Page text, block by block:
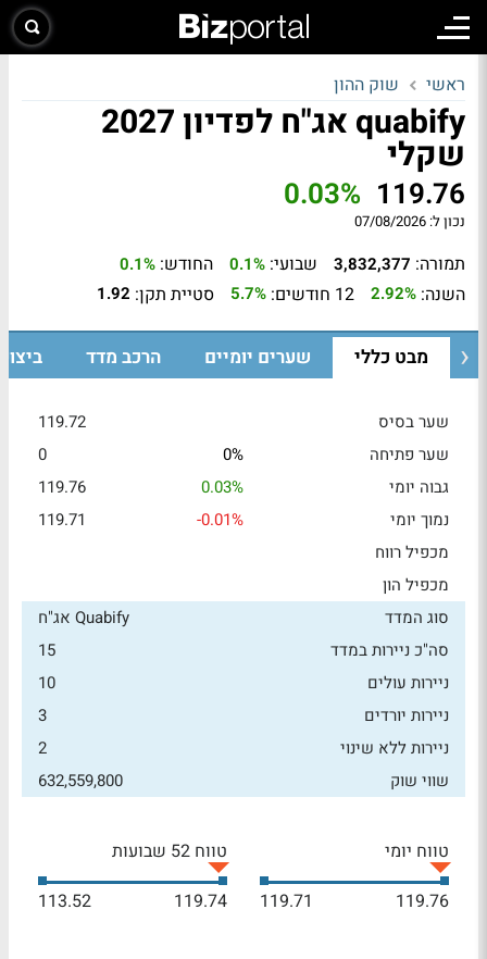
ראשי שוק ההון
quabify אג"ח לפדיון 2027
שקלי
119.76
0.03%
נכון ל: 07/08/2026
תמורה: 3,832,377 שבועי: 0.1% החודש: 0.1%
השנה: 2.92% 12 חודשים: 5.7% סטיית תקן: 1.92
מבט כללי שערים יומיים הרכב מדד
שער בסיס
119.72
שער פתיחה
0%
0
גבוה יומי
0.03%
119.76
נמוך יומי
-0.01%
119.71
מכפיל רווח
מכפיל הון
סוג המדד
Quabify אג"ח
סה"כ ניירות במדד
15
ניירות עולים
10
ניירות יורדים
3
ניירות ללא שינוי
2
שווי שוק
632,559,800
טווח יומי
119.76
119.71
טווח 52 שבועות
119.74
113.52